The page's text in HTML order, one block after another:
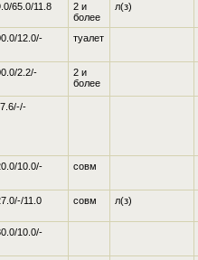
65.0/11.8
2 и
более
л(з)
12.0/- туалет
2.2/-
2 и
более
10.0/- совм
11.0 совм л(з)
10.0/-